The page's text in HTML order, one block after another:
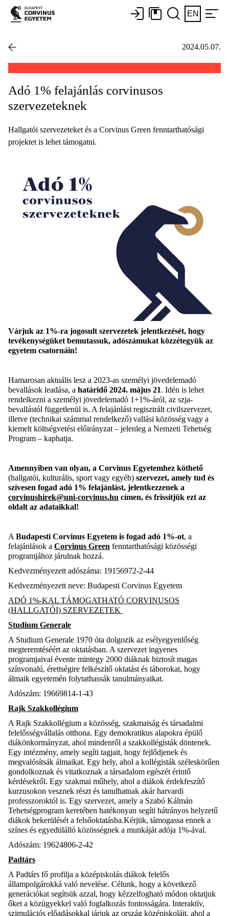
EN
2024.05.07.
Adó 1% felajánlás corvinusos
szervezeteknek
Hallgatói szervezeteket és a Corvinus Green fenntarthatósági
projektet is lehet támogatni.
Várjuk az 1%-ra jogosult szervezetek jelentkezését, hogy
tevékenységüket bemutassuk, adószámukat közzétegyük az
egyetem csatornáin!
Hamarosan aktuális lesz a 2023-as személyi jövedelemadó
bevallások leadása, a határidő 2024. május 21. Idén is lehet
rendelkezni a személyi jövedelemadó 1+1%-áról, az szja-
bevallástól függetlenül is. A felajánlást regisztrált civilszervezet,
illetve (technikai számmal rendelkező) vallási közösség vagy a
kiemelt költségvetési előirányzat – jelenleg a Nemzeti Tehetség
Program – kaphatja.
Amennyiben van olyan, a Corvinus Egyetemhez köthető
(hallgatói, kulturális, sport vagy egyéb) szervezet, amely tud és
szívesen fogad adó 1% felajánlást, jelentkezzenek a
corvinushirek@uni-corvinus.hu címen, és frissítjük ezt az
oldalt az adataikkal!
A Budapesti Corvinus Egyetem is fogad adó 1%-ot, a
felajánlások a Corvinus Green fenntarthatósági közösségi
programjához járulnak hozzá.
Kedvezményezett adószáma: 19156972-2-44
Kedvezményezett neve: Budapesti Corvinus Egyetem
ADÓ 1%-KAL TÁMOGATHATÓ CORVINUSOS
(HALLGATÓI) SZERVEZETEK
Studium Generale
A Studium Generale 1970 óta dolgozik az esélyegyenlőség
megteremtéséért az oktatásban. A szervezet ingyenes
programjaival évente mintegy 2000 diáknak biztosít magas
színvonalú, érettségire felkészítő oktatást és táborokat, hogy
álmaik egyetemén folytathassák tanulmányaikat.
Adószám: 19669814-1-43
Rajk Szakkollégium
A Rajk Szakkollégium a közösség, szakmaiság és társadalmi
felelősségvállalás otthona. Egy demokratikus alapokra épülő
diákönkormányzat, ahol mindenről a szakkollégisták döntenek.
Egy intézmény, amely segíti tagjait, hogy fejlődjenek és
megvalósítsák álmaikat. Egy hely, ahol a kollégisták széleskörűen
gondolkoznak és vitatkoznak a társadalom egészét érintő
kérdésekről. Egy szakmai műhely, ahol a diákok érdekfeszítő
kurzusokon vesznek részt és tanulhatnak akár harvardi
professzoroktól is. Egy szervezet, amely a Szabó Kálmán
Tehetségprogram keretében hatékonyan segíti hátrányos helyzetű
diákok bekerülését a felsőoktatásba.Kérjük, támogassa ennek a
színes és egyedülálló közösségnek a munkáját adója 1%-ával.
Adószám: 19624806-2-42
Padtárs
A Padtárs fő profilja a középiskolás diákok felelős
állampolgárokká való nevelése. Célunk, hogy a következő
generációkat segítsük azzal, hogy kézzelfogható módon oktatjuk
őket a közügyekkel való foglalkozás fontosságára. Interaktív,
szimulációs előadásokkal járjuk az ország középiskoláit, ahol a